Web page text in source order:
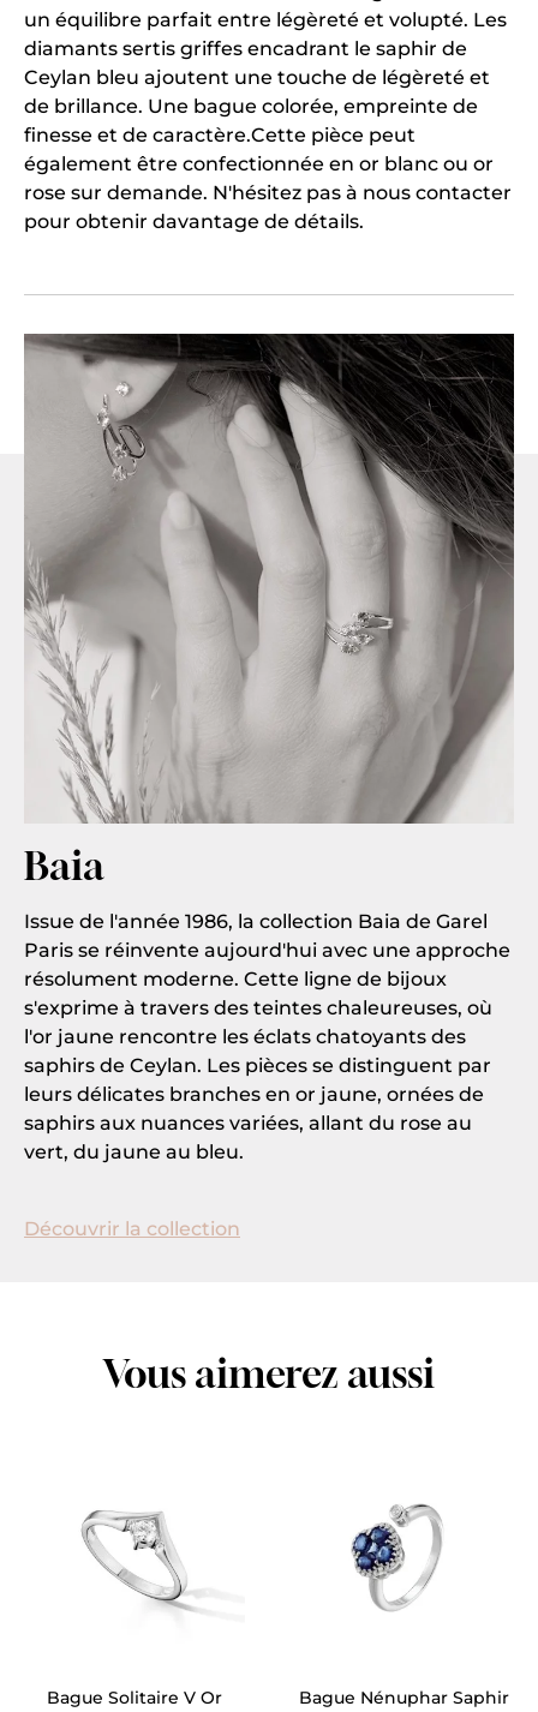
un équilibre parfait entre légèreté et volupté. Les
diamants sertis griffes encadrant le saphir de
Ceylan bleu ajoutent une touche de légèreté et
de brillance. Une bague colorée, empreinte de
finesse et de caractère.Cette pièce peut
également être confectionnée en or blanc ou or
rose sur demande. N'hésitez pas à nous contacter
pour obtenir davantage de détails.
Baia
Issue de l'année 1986, la collection Baia de Garel
Paris se réinvente aujourd'hui avec une approche
résolument moderne. Cette ligne de bijoux
s'exprime à travers des teintes chaleureuses, où
l'or jaune rencontre les éclats chatoyants des
saphirs de Ceylan. Les pièces se distinguent par
leurs délicates branches en or jaune, ornées de
saphirs aux nuances variées, allant du rose au
vert, du jaune au bleu.
Découvrir la collection
Vous aimerez aussi
Bague Solitaire V Or
Bague Nénuphar Saphir